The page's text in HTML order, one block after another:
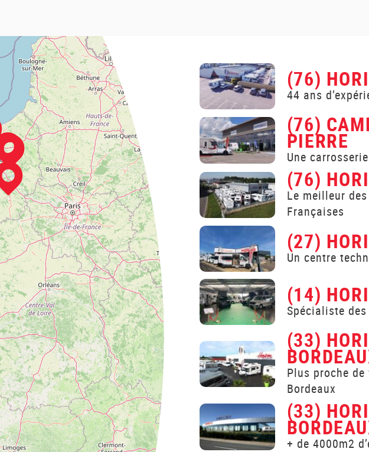
(76)
44 ans
(76)
PIERRE
Une
(76)
Le meilleur
Françaises
(27)
Un centre
(14)
Spécialiste
(33)
Plus proche
Bordeaux
(33)
+ de 4000m2